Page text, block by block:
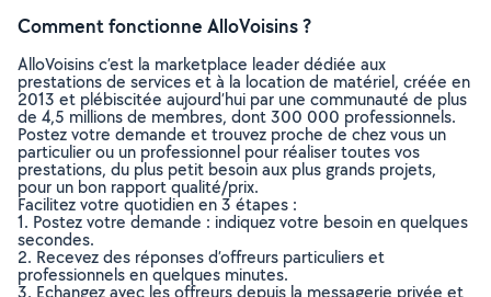
Comment fonctionne AlloVoisins ?
AlloVoisins c’est la marketplace leader dédiée aux
prestations de services et à la location de matériel, créée en
2013 et plébiscitée aujourd’hui par une communauté de plus
de 4,5 millions de membres, dont 300 000 professionnels.
Postez votre demande et trouvez proche de chez vous un
particulier ou un professionnel pour réaliser toutes vos
prestations, du plus petit besoin aux plus grands projets,
pour un bon rapport qualité/prix.
Facilitez votre quotidien en 3 étapes :
1. Postez votre demande : indiquez votre besoin en quelques
secondes.
2. Recevez des réponses d’offreurs particuliers et
professionnels en quelques minutes.
3. Echangez avec les offreurs depuis la messagerie privée et